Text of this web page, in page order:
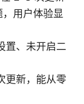
用户体验显
置、未开启二
更新，能从零